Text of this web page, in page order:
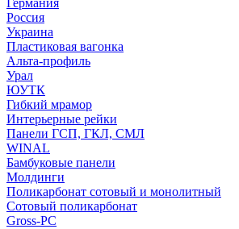
Германия
Россия
Украина
Пластиковая вагонка
Альта-профиль
Урал
ЮУТК
Гибкий мрамор
Интерьерные рейки
Панели ГСП, ГКЛ, СМЛ
WINAL
Бамбуковые панели
Молдинги
Поликарбонат сотовый и монолитный
Сотовый поликарбонат
Gross-PC